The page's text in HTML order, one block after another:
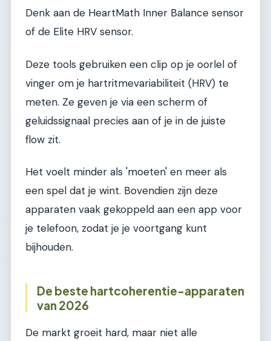
Denk aan de HeartMath Inner Balance sensor
of de Elite HRV sensor.
Deze tools gebruiken een clip op je oorlel of
vinger om je hartritmevariabiliteit (HRV) te
meten. Ze geven je via een scherm of
geluidssignaal precies aan of je in de juiste
flow zit.
Het voelt minder als 'moeten' en meer als
een spel dat je wint. Bovendien zijn deze
apparaten vaak gekoppeld aan een app voor
je telefoon, zodat je je voortgang kunt
bijhouden.
De beste hartcoherentie-apparaten
van 2026
De markt groeit hard, maar niet alle